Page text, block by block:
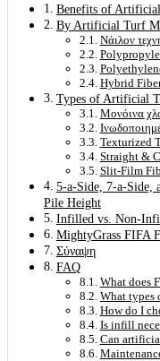
Benefits of
By Artificial Turf
Νάιλον
Hybrid
Types of Artificial
Μονόινα
Texturized
Straight &
Slit-Film
5-a-Side, 7-a-Side,
Pile Height
Infilled vs. Non-
MightyGrass FIFA
Σύναψη
FAQ
What does
What types
How do I
Is infill
Can